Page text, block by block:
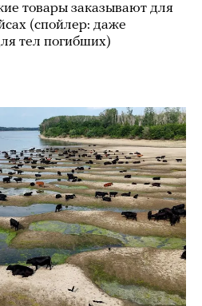
товары заказывают для
(спойлер: даже
тел погибших)